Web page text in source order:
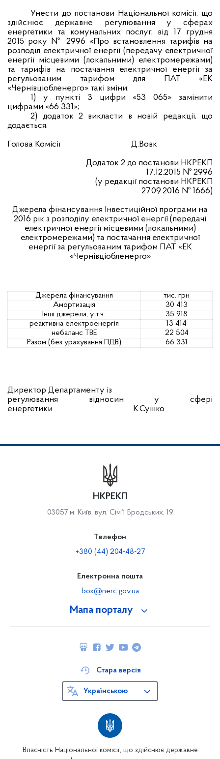
Унести до постанови Національної комісії, що
здійснює державне регулювання у сферах
енергетики та комунальних послуг, від 17 грудня
2015 року № 2996 «Про встановлення тарифів на
розподіл електричної енергії (передачу електричної
енергії місцевими (локальними) електромережами)
та тарифів на постачання електричної енергії за
регульованим тарифом для ПАТ «ЕК
«Чернівціобленерго» такі зміни:
1)у пункті 3 цифри «53 065» замінити
цифрами «66 331»;
2) додаток 2 викласти в новій редакції, що
додається.
Голова Комісії
Д.Вовк
Додаток 2 до постанови НКРЕКП
17.12.2015 № 2996
(у редакції постанови НКРЕКП
27.09.2016 № 1666)
Джерела фінансування Інвестиційної програми на
2016 рік з розподілу електричної енергії (передачі
електричної енергії місцевими (локальними)
електромережами) та постачання електричної
енергії за регульованим тарифом ПАТ «ЕК
«Чернівціобленерго»
Джерела фінансування
тис. грн
Амортизація
30 413
Інші джерела, у т.ч.:
35 918
реактивна електроенергія
13 414
небаланс ТВЕ
22 504
Разом (без урахування ПДВ)
66 331
Директор Департаменту із
регулювання відносин у сфері
енергетики
К.Сушко
Мапа порталу
НКРЕКП
03057 м. Київ, вул. Сімʼї Бродських, 19
Телефон
+380 (44) 204-48-27
Електронна пошта
box@nerc.gov.ua
Власність Національної комісії, що здійснює державне
Стара версія
Українською